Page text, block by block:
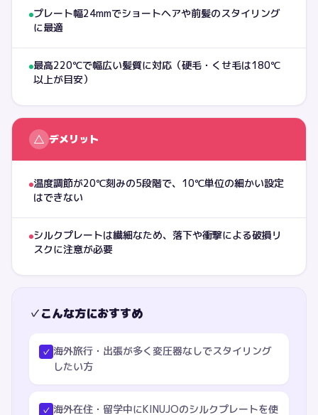
プレート幅24mmでショートヘアや前髪のスタイリング
に最適
最高220℃で幅広い髪質に対応（硬毛・くせ毛は180℃
以上が目安）
△ デメリット
温度調節が20℃刻みの5段階で、10℃単位の細かい設定
はできない
シルクプレートは繊細なため、落下や衝撃による破損リ
スクに注意が必要
✓こんな方におすすめ
✓ 海外旅行・出張が多く変圧器なしでスタイリング
したい方
✓ 海外在住・留学中にKINUJOのシルクプレートを使